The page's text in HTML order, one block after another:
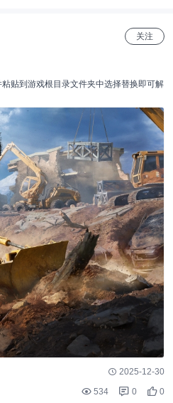
关注
贴到游戏根目录文件夹中选择替换即可解
2025-12-30
534 0 0